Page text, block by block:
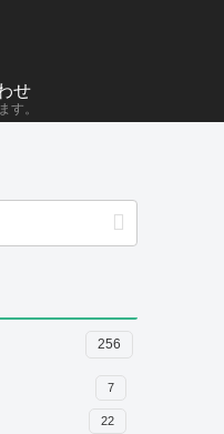
せ
す。
256
7
22